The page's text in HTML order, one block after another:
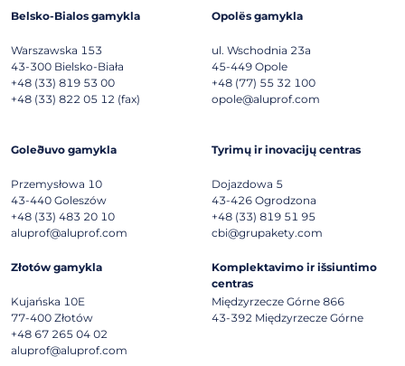
Belsko-Bialos gamykla
Warszawska 153
43-300 Bielsko-Biała
+48 (33) 819 53 00
+48 (33) 822 05 12 (fax)
Opolës gamykla
ul. Wschodnia 23a
45-449 Opole
+48 (77) 55 32 100
opole@aluprof.com
Goleðuvo gamykla
Przemysłowa 10
43-440 Goleszów
+48 (33) 483 20 10
aluprof@aluprof.com
Tyrimų ir inovacijų centras
Dojazdowa 5
43-426 Ogrodzona
+48 (33) 819 51 95
cbi@grupakety.com
Złotów gamykla
Kujańska 10E
77-400 Złotów
+48 67 265 04 02
aluprof@aluprof.com
Komplektavimo ir išsiuntimo
centras
Międzyrzecze Górne 866
43-392 Międzyrzecze Górne